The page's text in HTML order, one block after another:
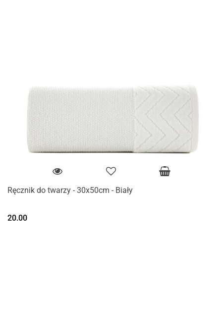
Ręcznik do twarzy - 30x50cm - Biały
20.00